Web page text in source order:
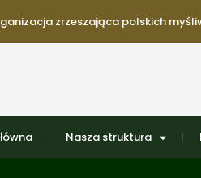
zrzeszająca polskich
Nasza struktura